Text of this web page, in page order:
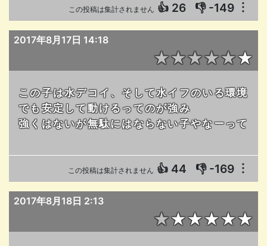
この投稿は集計されません 👍 26 👎 -149 ︙
2017年8月17日 14:18
★★★★★★
この子は水デコイ、そして水イフのいる環境
でも安定して動けるってのが強み
強くはないが無駄にはならない子やなーって
この投稿は集計されません 👍 44 👎 -169 ︙
2017年8月18日 2:13
★★★★★★